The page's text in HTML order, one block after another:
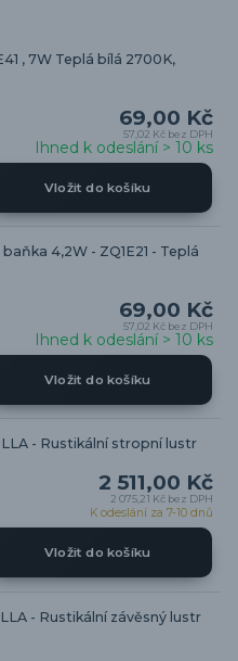
, 7W Teplá bílá 2700K,
69,00 Kč
57,02 Kč bez DPH
Ihned k odeslání > 10 ks
Vložit do košíku
4,2W - ZQ1E21 - Teplá
69,00 Kč
57,02 Kč bez DPH
Ihned k odeslání > 10 ks
Vložit do košíku
- Rustikální stropní lustr
2 511,00 Kč
2 075,21 Kč bez DPH
K odeslání za 7-10 dnů
Vložit do košíku
- Rustikální závěsný lustr